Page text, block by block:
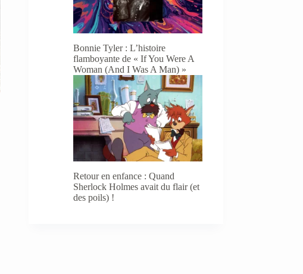
Bonnie Tyler : L’histoire
flamboyante de « If You Were A
Woman (And I Was A Man) »
Retour en enfance : Quand
Sherlock Holmes avait du flair (et
des poils) !